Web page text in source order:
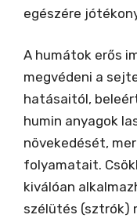
egészére
A humátok erős
megvédeni a
hatásaitól,
humin anyagok
növekedését,
folyamatait.
kiválóan
szélütés (sztrók)